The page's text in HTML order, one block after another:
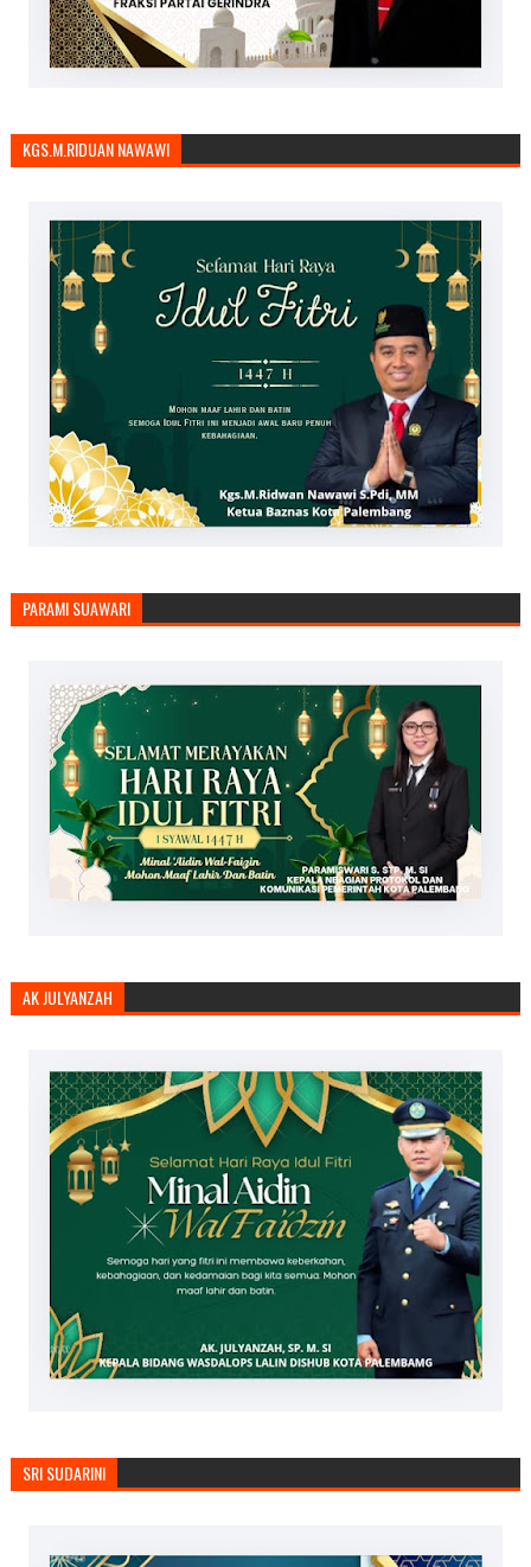
KGS.M.RIDUAN NAWAWI
PARAMI SUAWARI
AK JULYANZAH
SRI SUDARINI